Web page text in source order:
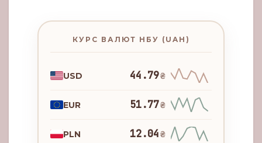
КУРС ВАЛЮТ НБУ (UAH)
USD 44.79₴
EUR 51.77₴
PLN 12.04₴